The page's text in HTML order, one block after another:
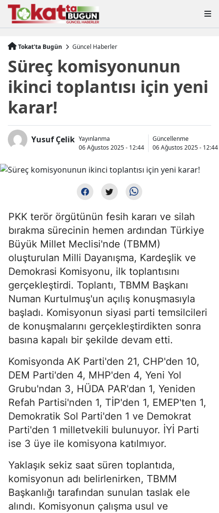
Tokat'ta Bugün Güncel Haberler
Süreç komisyonunun
ikinci toplantısı için yeni
karar!
Yusuf Çelik Yayınlanma
06 Ağustos 2025 - 12:44
Güncellenme
06 Ağustos 2025 - 12:44
PKK terör örgütünün fesih kararı ve silah
bırakma sürecinin hemen ardından Türkiye
Büyük Millet Meclisi'nde (TBMM)
oluşturulan Milli Dayanışma, Kardeşlik ve
Demokrasi Komisyonu, ilk toplantısını
gerçekleştirdi. Toplantı, TBMM Başkanı
Numan Kurtulmuş'un açılış konuşmasıyla
başladı. Komisyonun siyasi parti temsilcileri
de konuşmalarını gerçekleştirdikten sonra
basına kapalı bir şekilde devam etti.
Komisyonda AK Parti'den 21, CHP'den 10,
DEM Parti'den 4, MHP'den 4, Yeni Yol
Grubu'ndan 3, HÜDA PAR'dan 1, Yeniden
Refah Partisi'nden 1, TİP'den 1, EMEP'ten 1,
Demokratik Sol Parti'den 1 ve Demokrat
Parti'den 1 milletvekili bulunuyor. İYİ Parti
ise 3 üye ile komisyona katılmıyor.
Yaklaşık sekiz saat süren toplantıda,
komisyonun adı belirlenirken, TBMM
Başkanlığı tarafından sunulan taslak ele
alındı. Komisyonun çalışma usul ve